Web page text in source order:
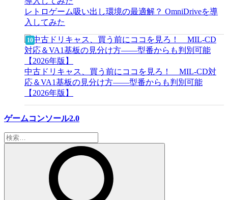
レトロゲーム吸い出し環境の最適解？ OmniDriveを導
入してみた
中古ドリキャス、買う前にココを見ろ！ MIL-CD対
応＆VA1基板の見分け方——型番からも判別可能
【2026年版】
ゲームコンソール2.0
検
索: